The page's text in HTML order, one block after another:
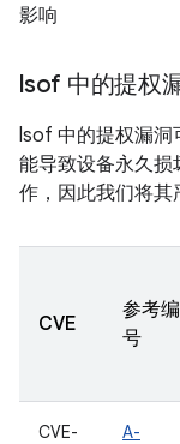
影响
lsof 中的提权
lsof 中的提权漏洞
能导致设备永久
作，因此我们将其
CVE
参考编
号
CVE-
A-